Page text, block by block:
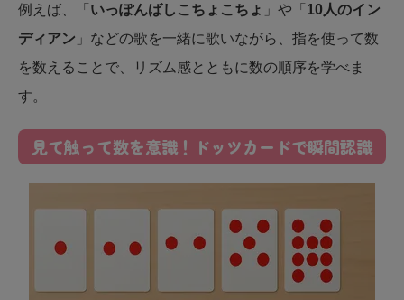
例えば、「 いっぽんばしこちょこちょ 」や「 10人のイン
ディアン 」などの歌を一緒に歌いながら、指を使って数
を数えることで、リズム感とともに数の順序を学べま
す。​
見て触って数を意識！ドッツカードで瞬間認識